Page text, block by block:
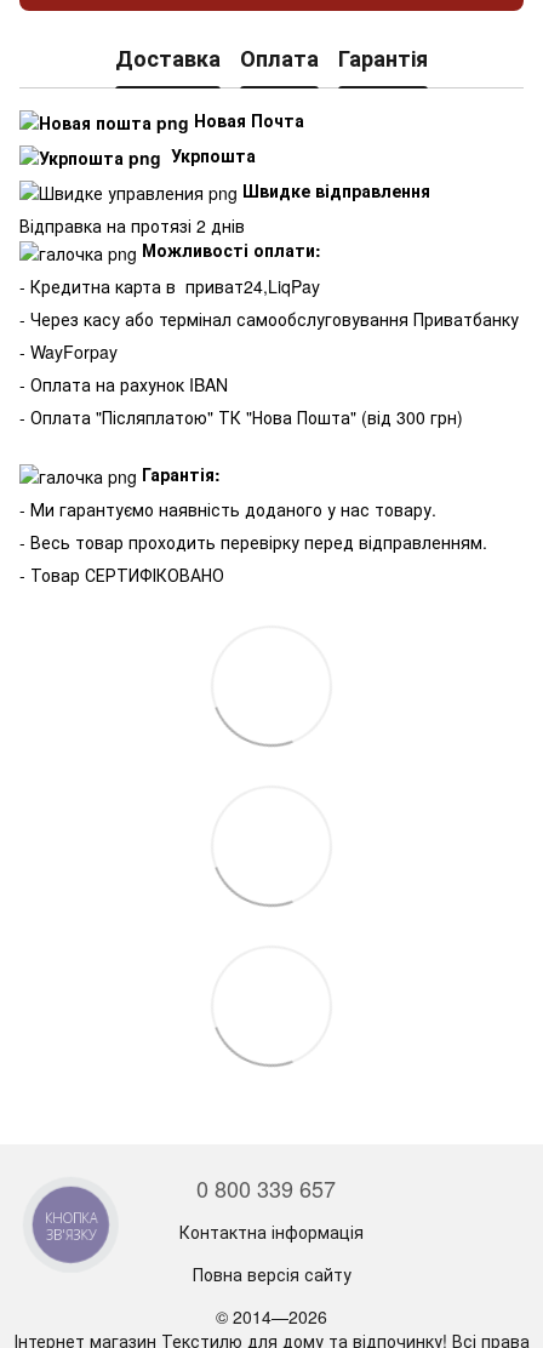
Доставка Оплата Гарантія
Новая Почта
Укрпошта
Швидке відправлення
Відправка на протязі 2 днів
Можливості оплати:
- Кредитна карта в приват24,LiqPay
- Через касу або термінал самообслуговування Приватбанку
- WayForpay
- Оплата на рахунок IBAN
- Оплата "Післяплатою" ТК "Нова Пошта" (від 300 грн)
Гарантія:
- Ми гарантуємо наявність доданого у нас товару.
- Весь товар проходить перевірку перед відправленням.
- Товар СЕРТИФІКОВАНО
0 800 339 657
Контактна інформація
Повна версія сайту
© 2014—2026
Інтернет магазин Текстилю для дому та відпочинку! Всі права
КНОПКА
ЗВ'ЯЗКУ